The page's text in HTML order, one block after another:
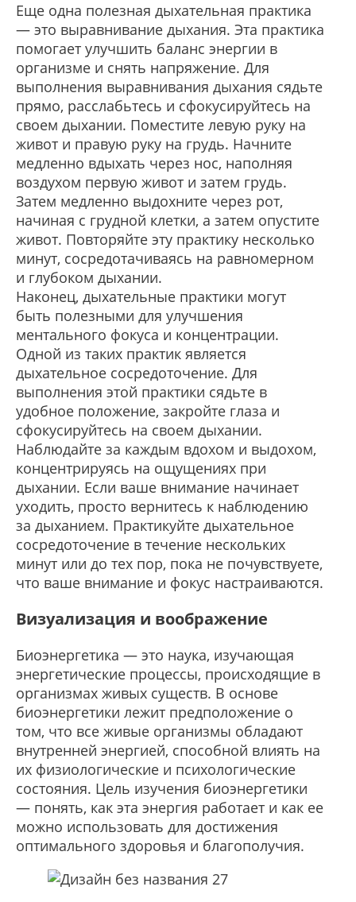
Еще одна полезная дыхательная практика
— это выравнивание дыхания. Эта практика
помогает улучшить баланс энергии в
организме и снять напряжение. Для
выполнения выравнивания дыхания сядьте
прямо, расслабьтесь и сфокусируйтесь на
своем дыхании. Поместите левую руку на
живот и правую руку на грудь. Начните
медленно вдыхать через нос, наполняя
воздухом первую живот и затем грудь.
Затем медленно выдохните через рот,
начиная с грудной клетки, а затем опустите
живот. Повторяйте эту практику несколько
минут, сосредотачиваясь на равномерном
и глубоком дыхании.
Наконец, дыхательные практики могут
быть полезными для улучшения
ментального фокуса и концентрации.
Одной из таких практик является
дыхательное сосредоточение. Для
выполнения этой практики сядьте в
удобное положение, закройте глаза и
сфокусируйтесь на своем дыхании.
Наблюдайте за каждым вдохом и выдохом,
концентрируясь на ощущениях при
дыхании. Если ваше внимание начинает
уходить, просто вернитесь к наблюдению
за дыханием. Практикуйте дыхательное
сосредоточение в течение нескольких
минут или до тех пор, пока не почувствуете,
что ваше внимание и фокус настраиваются.
Визуализация и воображение
Биоэнергетика — это наука, изучающая
энергетические процессы, происходящие в
организмах живых существ. В основе
биоэнергетики лежит предположение о
том, что все живые организмы обладают
внутренней энергией, способной влиять на
их физиологические и психологические
состояния. Цель изучения биоэнергетики
— понять, как эта энергия работает и как ее
можно использовать для достижения
оптимального здоровья и благополучия.